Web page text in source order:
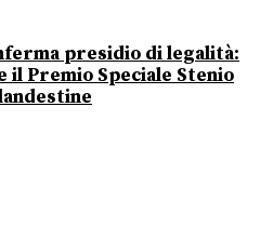
presidio di legalità:
il Premio Speciale Stenio